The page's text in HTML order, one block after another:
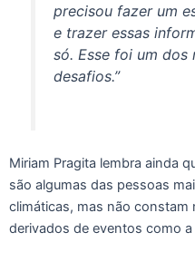
precisou fazer um
e trazer essas
só. Esse foi um dos
desafios.”
Miriam Pragita lembra ainda
são algumas das pessoas
climáticas, mas não
derivados de eventos como a